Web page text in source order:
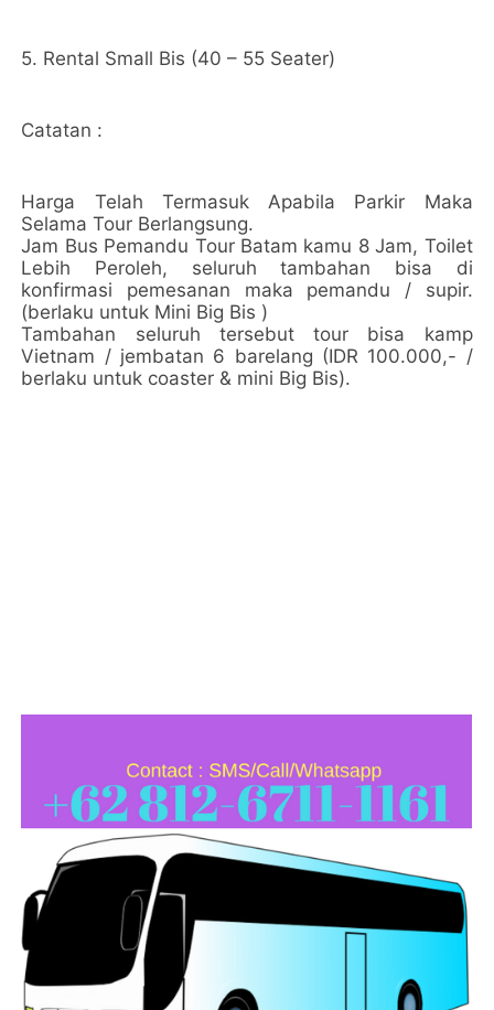
5. Rental Small Bis (40 – 55 Seater)
Catatan :
Harga Telah Termasuk Apabila Parkir Maka
Selama Tour Berlangsung.
Jam Bus Pemandu Tour Batam kamu 8 Jam, Toilet
Lebih Peroleh, seluruh tambahan bisa di
konfirmasi pemesanan maka pemandu / supir.
(berlaku untuk Mini Big Bis )
Tambahan seluruh tersebut tour bisa kamp
Vietnam / jembatan 6 barelang (IDR 100.000,- /
berlaku untuk coaster & mini Big Bis).